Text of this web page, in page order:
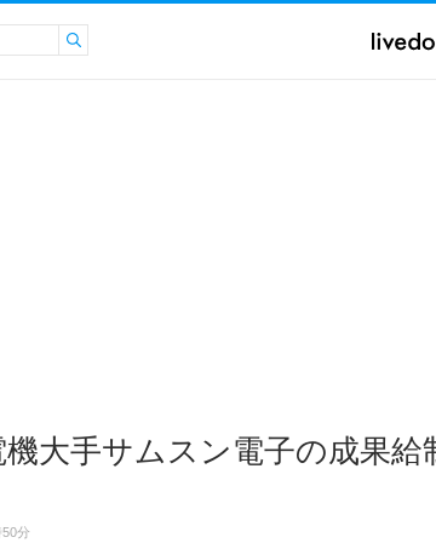
大手サムスン電子の成果給
分